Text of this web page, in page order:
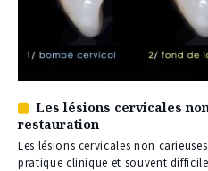
Article
réservé
à
nos
Les lésions cervicales
restauration
Les lésions cervicales non
pratique clinique et souvent